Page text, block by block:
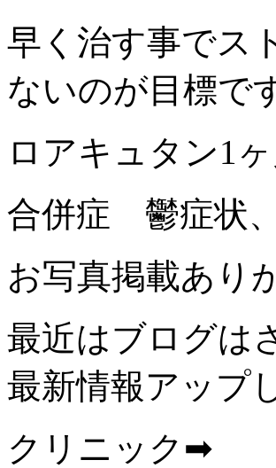
早く治す事でス
ないのが目標で
ロアキュタン1
合併症 鬱症状
お写真掲載あり
最近はブログは
最新情報アップ
クリニック➡